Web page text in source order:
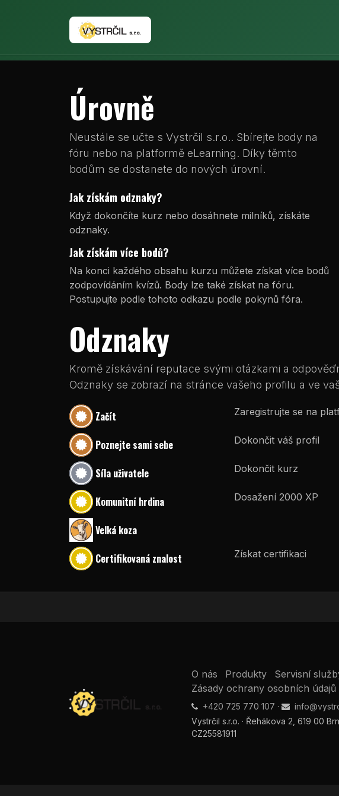
Úrovně
Neustále se učte s Vystrčil s.r.o.. Sbírejte body na
fóru nebo na platformě eLearning. Díky těmto
bodům se dostanete do nových úrovní.
Jak získám odznaky?
Když dokončíte kurz nebo dosáhnete milníků, získáte
odznaky.
Jak získám více bodů?
Na konci každého obsahu kurzu můžete získat více bodů
zodpovídáním kvízů. Body lze také získat na fóru.
Postupujte podle tohoto odkazu podle pokynů fóra.
Odznaky
Kromě získávání reputace svými otázkami a
Odznaky se zobrazí na stránce vašeho profilu a ve
Začít Zaregistrujte se na
Poznejte sami sebe Dokončit váš profil
Síla uživatele Dokončit kurz
Komunitní hrdina Dosažení 2000 XP
Velká koza
Certifikovaná znalost Získat certifikaci
O nás Produkty Servisní
Zásady ochrany osobních údajů
+420 725 770 107 ·
Vystrčil s.r.o. · Řehákova 2, 619 00
CZ25581911